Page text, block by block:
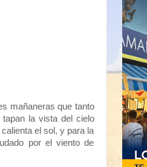
mañaneras que tanto
la vista del cielo
el sol, y para la
por el viento de